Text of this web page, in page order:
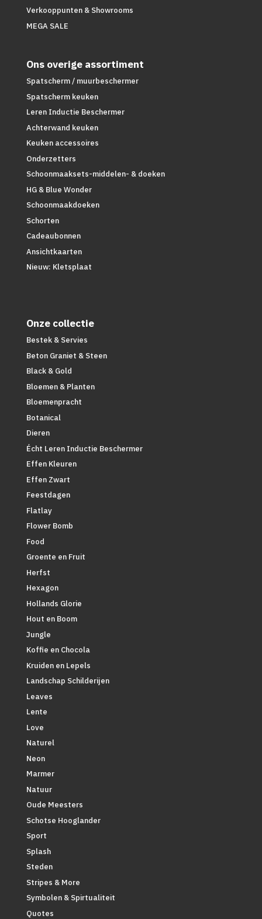
Verkooppunten & Showrooms
MEGA SALE
Ons overige assortiment
Spatscherm / muurbeschermer
Spatscherm keuken
Leren Inductie Beschermer
Achterwand keuken
Keuken accessoires
Onderzetters
Schoonmaaksets-middelen- & doeken
HG & Blue Wonder
Schoonmaakdoeken
Schorten
Cadeaubonnen
Ansichtkaarten
Nieuw: Kletsplaat
Onze collectie
Bestek & Servies
Beton Graniet & Steen
Black & Gold
Bloemen & Planten
Bloemenpracht
Botanical
Dieren
Écht Leren Inductie Beschermer
Effen Kleuren
Effen Zwart
Feestdagen
Flatlay
Flower Bomb
Food
Groente en Fruit
Herfst
Hexagon
Hollands Glorie
Hout en Boom
Jungle
Koffie en Chocola
Kruiden en Lepels
Landschap Schilderijen
Leaves
Lente
Love
Naturel
Neon
Marmer
Natuur
Oude Meesters
Schotse Hooglander
Sport
Splash
Steden
Stripes & More
Symbolen & Spirtualiteit
Quotes